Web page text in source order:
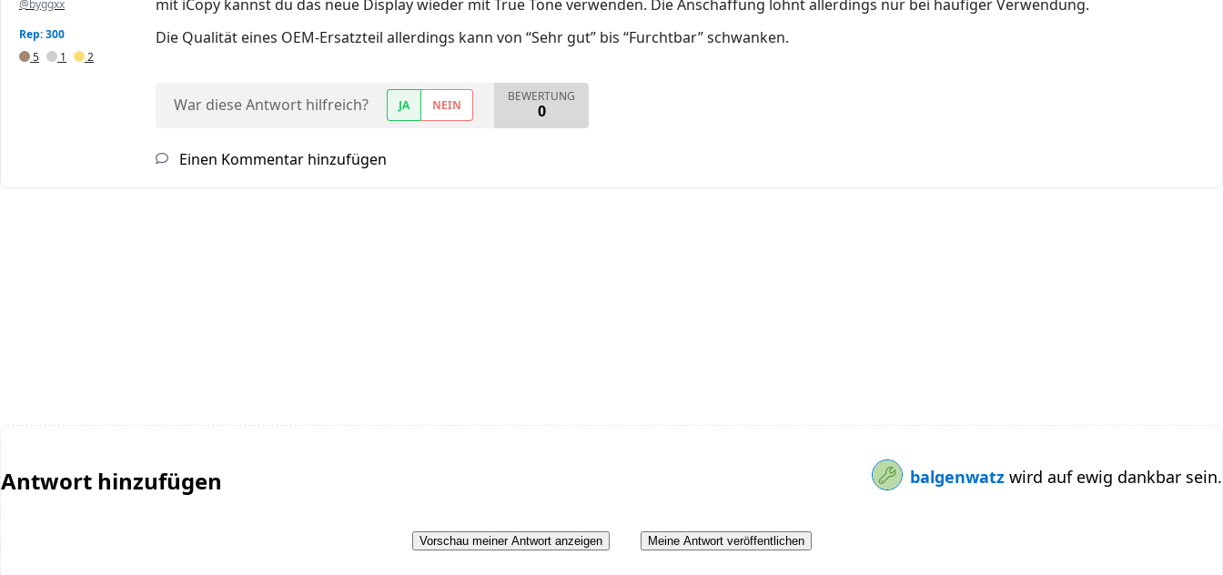
@byggxx
Rep: 300
5
1 2
mit iCopy kannst du das neue Display wieder mit True Tone verwenden. Die Anschaffung lohnt allerdings nur bei häufiger Verwendung.
Die Qualität eines OEM-Ersatzteil allerdings kann von “Sehr gut” bis “Furchtbar” schwanken.
War diese Antwort hilfreich? JA NEIN
BEWERTUNG
0
Einen Kommentar hinzufügen
Antwort hinzufügen balgenwatz wird auf ewig dankbar sein.
Vorschau meiner Antwort anzeigen Meine Antwort veröffentlichen